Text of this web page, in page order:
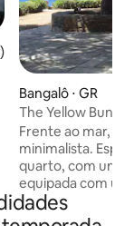
avaliação média
Bangalô ⋅ GR
The Yellow
Frente ao mar,
minimalista.
quarto, com uma
equipada com
banheiro. Apenas alguns metros acima
do nível do mar